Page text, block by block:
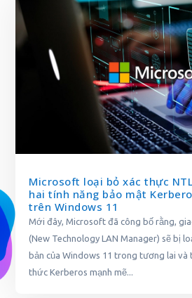
Microsoft loại bỏ xác thực
hai tính năng bảo mật
trên Windows 11
Mới đây, Microsoft đã công bố rằng,
(New Technology LAN Manager) sẽ bị
bản của Windows 11 trong tương lai và
thức Kerberos mạnh mẽ...